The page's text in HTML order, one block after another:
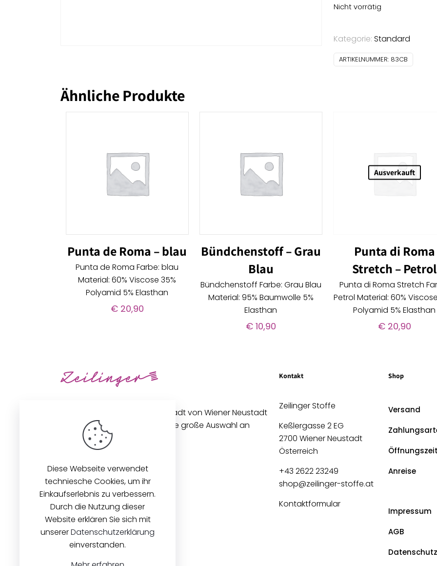
Nicht vorrätig
Kategorie: Standard
ARTIKELNUMMER: 83CB
Ähnliche Produkte
Punta de Roma – blau
Punta de Roma Farbe: blau
Material: 60% Viscose 35%
Polyamid 5% Elasthan
€20,90
Bündchenstoff – Grau
Blau
Bündchenstoff Farbe: Grau Blau
Material: 95% Baumwolle 5%
Elasthan
€10,90
Ausverkauft
Punta di Roma
Stretch – Petrol
Punta di Roma Stretch
Petrol Material: 60%
Polyamid 5% Elasthan
€20,90
Unseren Betrieb in der Innenstadt von Wiener Neustadt
gibt es seit 1896. Wir bieten eine große Auswahl an
Stoffen und Zubehör an.
Kontakt
Zeilinger Stoffe
Keßlergasse 2 EG
2700 Wiener Neustadt
Österreich
+43 2622 23249
shop@zeilinger-stoffe.at
Kontaktformular
Shop
Versand
Anreise
Impressum
AGB
Datenschutz
Diese Webseite verwendet
techniesche Cookies, um ihr
Einkaufserlebnis zu verbessern.
Durch die Nutzung dieser
Website erklären Sie sich mit
unsererDatenschutzerklärung
einverstanden.